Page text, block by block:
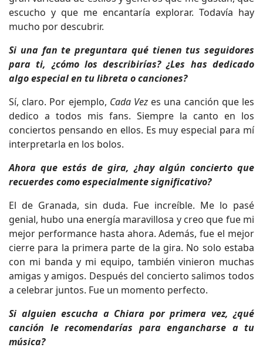
escucho y que me encantaría explorar. Todavía hay
mucho por descubrir.
Si una fan te preguntara qué tienen tus seguidores
para ti, ¿cómo los describirías? ¿Les has dedicado
algo especial en tu libreta o canciones?
Sí, claro. Por ejemplo, Cada Vez es una canción que les
dedico a todos mis fans. Siempre la canto en los
conciertos pensando en ellos. Es muy especial para mí
interpretarla en los bolos.
Ahora que estás de gira, ¿hay algún concierto que
recuerdes como especialmente significativo?
El de Granada, sin duda. Fue increíble. Me lo pasé
genial, hubo una energía maravillosa y creo que fue mi
mejor performance hasta ahora. Además, fue el mejor
cierre para la primera parte de la gira. No solo estaba
con mi banda y mi equipo, también vinieron muchas
amigas y amigos. Después del concierto salimos todos
a celebrar juntos. Fue un momento perfecto.
Si alguien escucha a Chiara por primera vez, ¿qué
canción le recomendarías para engancharse a tu
música?